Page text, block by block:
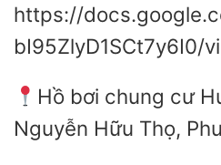
https://
bI95ZlyD1SCt7y6I0/
Hồ bơi chung cư
Nguyễn Hữu Thọ,